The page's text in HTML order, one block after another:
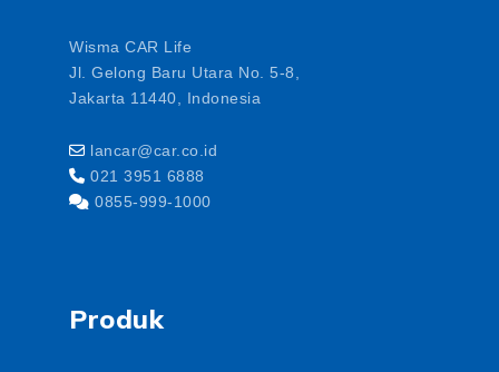
Wisma CAR Life
Jl. Gelong Baru Utara No. 5-8,
Jakarta 11440, Indonesia
lancar@car.co.id
021 3951 6888
0855-999-1000
Produk